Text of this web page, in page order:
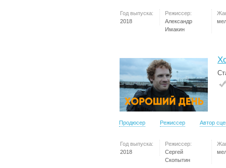
Год выпуска:
2018
Режиссер:
Александр
Имакин
Продюсер Режиссер Автор
Год выпуска:
2018
Режиссер:
Сергей
Скопытин